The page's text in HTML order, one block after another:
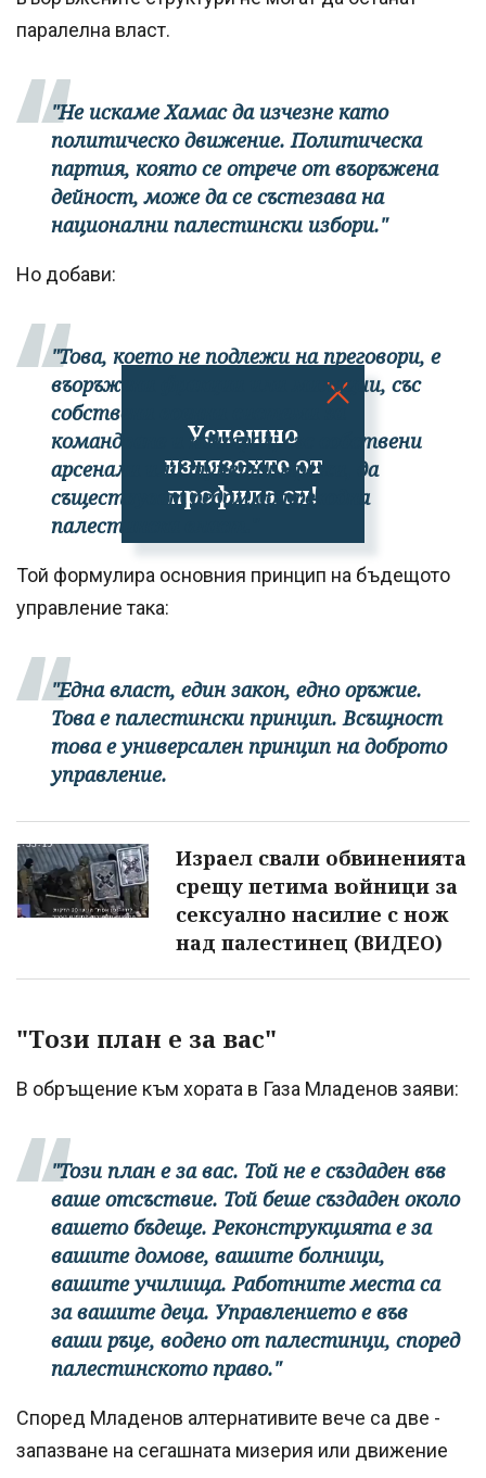
Успешно
излязохте от
профила си!
паралелна власт.
"Не искаме Хамас да изчезне като
политическо движение. Политическа
партия, която се отрече от въоръжена
дейност, може да се състезава на
национални палестински избори."
Но добави:
"Това, което не подлежи на преговори, е
въоръжени фракции или милиции, със
собствени военни системи за
командване и контрол, със собствени
арсенали или тунелни мрежи, да
съществуват редом до преходна
палестинска власт."
Той формулира основния принцип на бъдещото
управление така:
"Една власт, един закон, едно оръжие.
Това е палестински принцип. Всъщност
това е универсален принцип на доброто
управление.
Израел свали обвиненията
срещу петима войници за
сексуално насилие с нож
над палестинец (ВИДЕО)
"Този план е за вас"
В обръщение към хората в Газа Младенов заяви:
"Този план е за вас. Той не е създаден във
ваше отсъствие. Той беше създаден около
вашето бъдеще. Реконструкцията е за
вашите домове, вашите болници,
вашите училища. Работните места са
за вашите деца. Управлението е във
ваши ръце, водено от палестинци, според
палестинското право."
Според Младенов алтернативите вече са две -
запазване на сегашната мизерия или движение